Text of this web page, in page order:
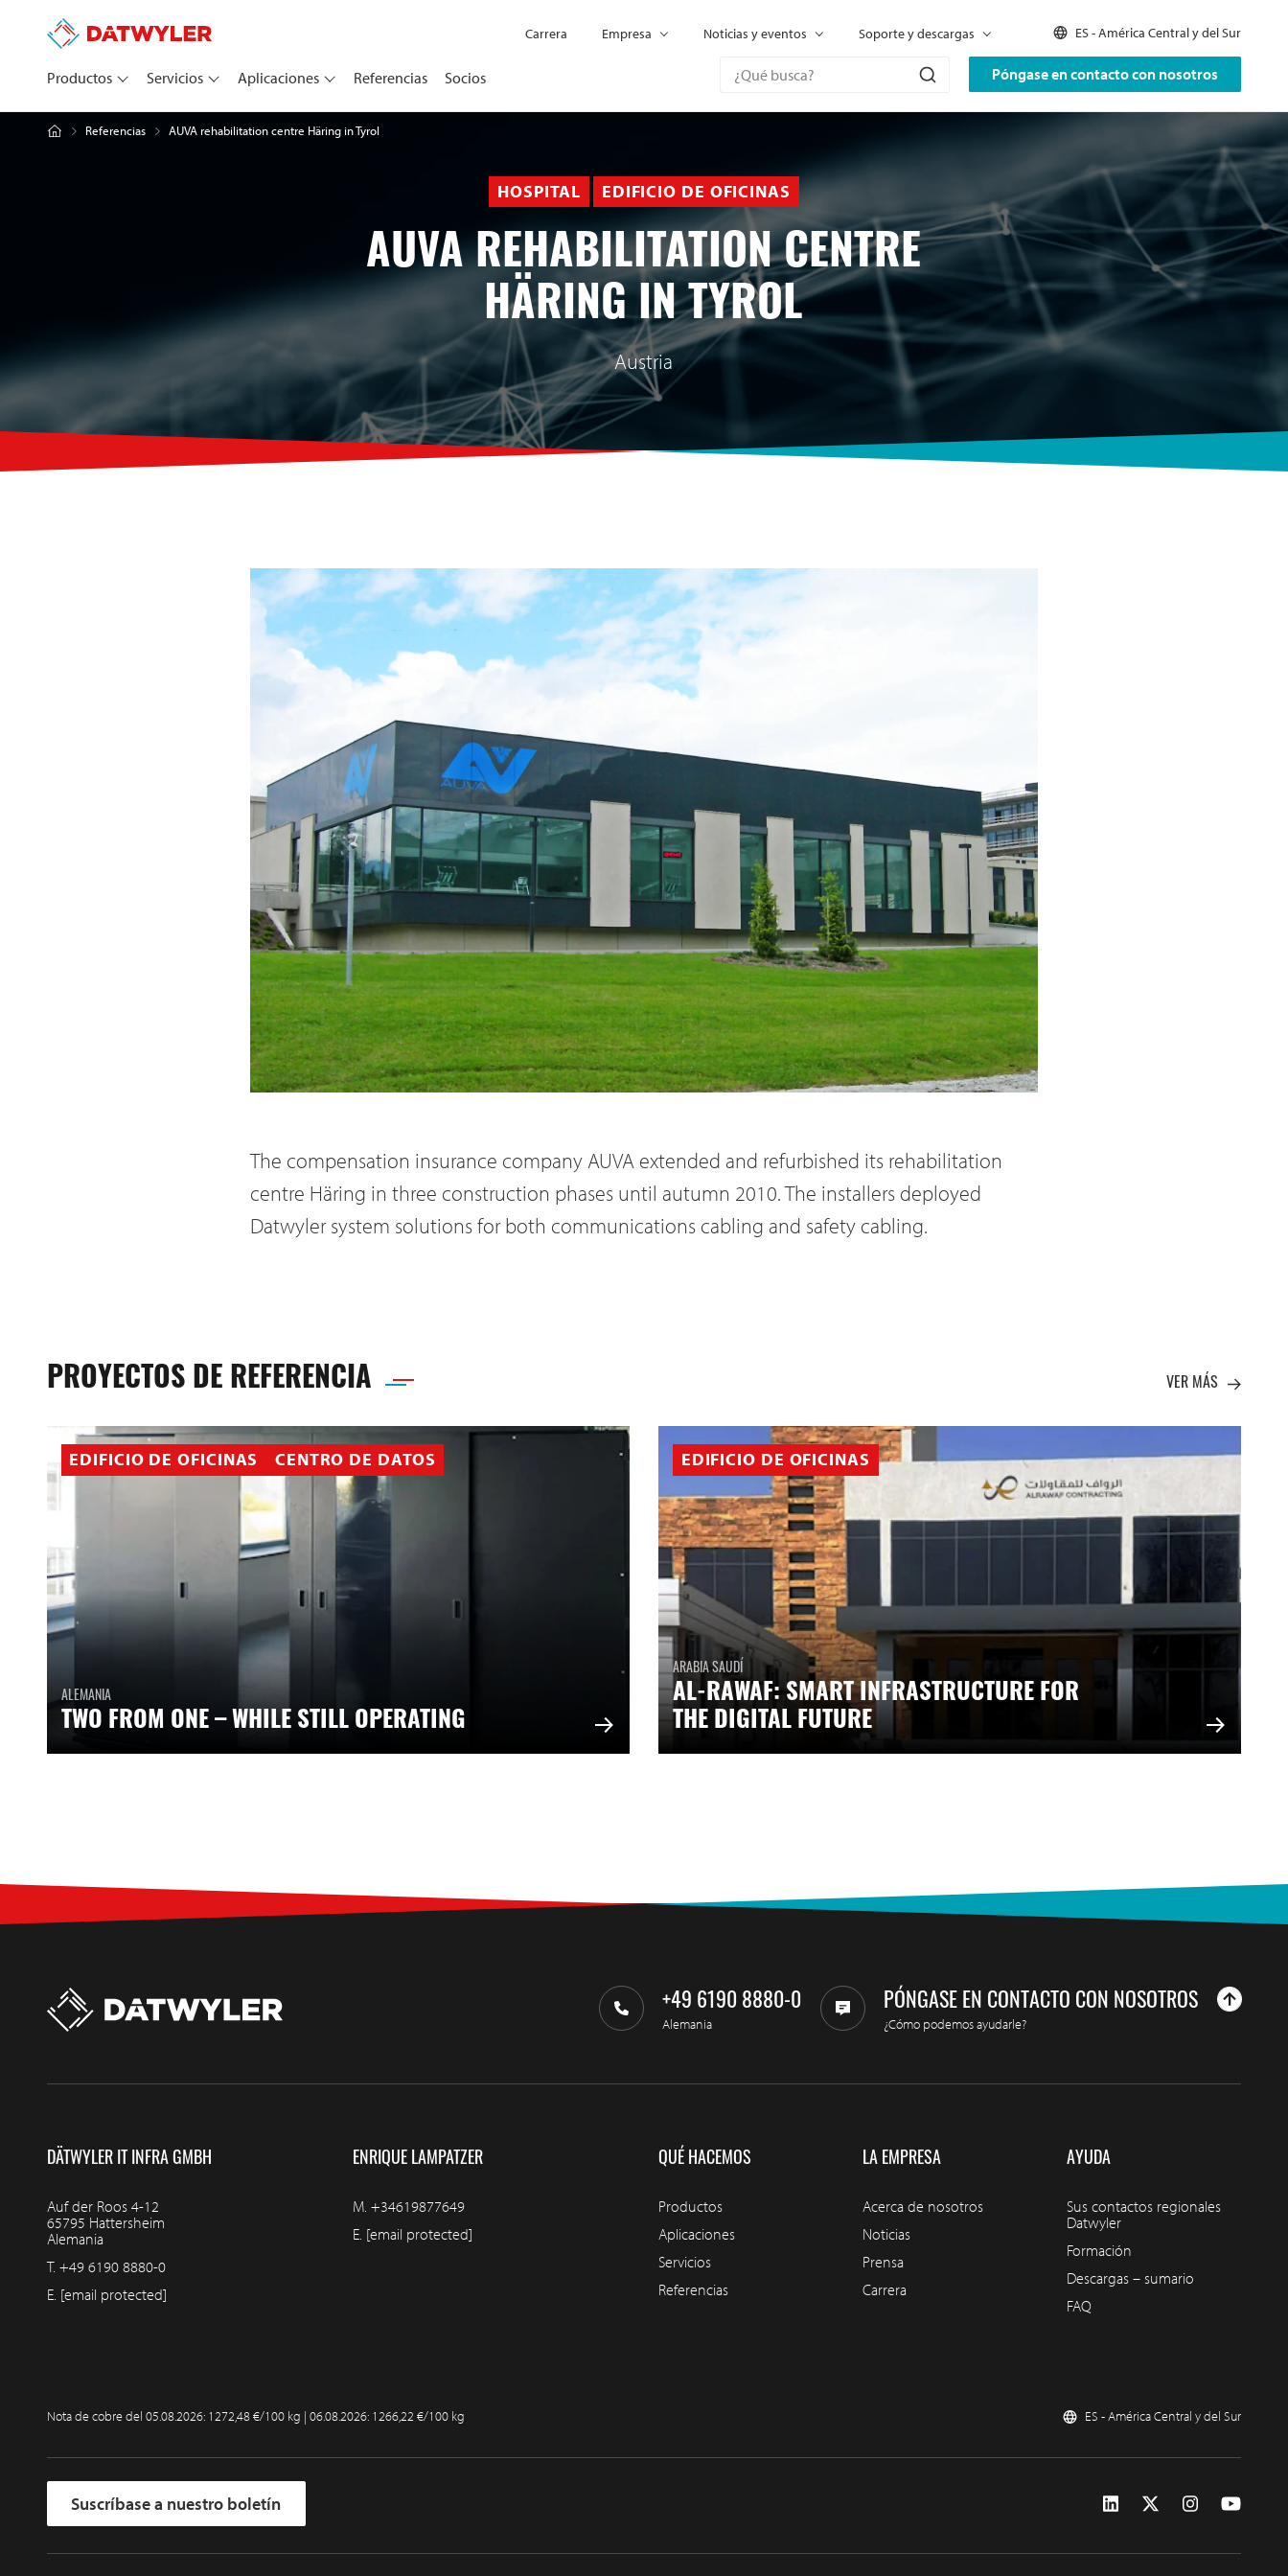
Póngase en contacto con nosotros
Productos Servicios Aplicaciones Referencias Socios
Carrera Empresa Noticias y eventos Soporte y descargas ES - América Central y del Sur
Referencias AUVA rehabilitation centre Häring in Tyrol
HOSPITAL EDIFICIO DE OFICINAS
AUVA REHABILITATION CENTRE
HÄRING IN TYROL
Austria
The compensation insurance company AUVA extended and refurbished its rehabilitation
centre Häring in three construction phases until autumn 2010. The installers deployed
Datwyler system solutions for both communications cabling and safety cabling.
PROYECTOS DE REFERENCIA
EDIFICIO DE OFICINAS CENTRO DE DATOS
ALEMANIA
TWO FROM ONE – WHILE STILL OPERATING
EDIFICIO DE OFICINAS
ARABIA SAUDÍ
AL-RAWAF: SMART INFRASTRUCTURE FOR
THE DIGITAL FUTURE
VER MÁS
+49 6190 8880-0
Alemania
PÓNGASE EN CONTACTO CON NOSOTROS
¿Cómo podemos ayudarle?
DÄTWYLER IT INFRA GMBH
Auf der Roos 4-12
65795 Hattersheim
Alemania
T. +49 6190 8880-0
E. [email protected]
ENRIQUE LAMPATZER
M. +34619877649
E. [email protected]
QUÉ HACEMOS
Productos
Aplicaciones
Servicios
Referencias
LA EMPRESA
Acerca de nosotros
Noticias
Prensa
Carrera
AYUDA
Sus contactos regionales
Datwyler
Formación
Descargas – sumario
FAQ
ES - América Central y del Sur
Nota de cobre del 05.08.2026: 1272,48 €/100 kg | 06.08.2026: 1266,22 €/100 kg
Suscríbase a nuestro boletín